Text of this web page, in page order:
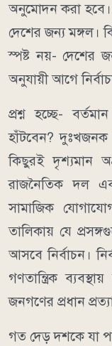
অনুমোদন করা হবে।
দেশের জন্য মঙ্গল।
স্পষ্ট নয়- দেশের
অনুযায়ী আগে
প্রশ্ন হচ্ছে-
হাঁটবেন? দুঃখজনক
কিছুরই দৃশ্যমান
রাজনৈতিক দল
সামাজিক
তালিকায় যে
আসবে নির্বাচন।
গণতান্ত্রিক
জনগণের প্রধান
গত দেড় দশকে যা